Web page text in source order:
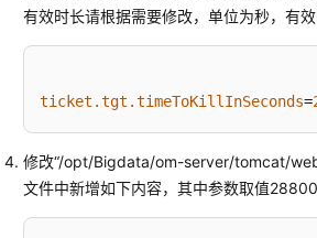
有效时长请根据需要修改，单位为秒，有
ticket.tgt.timeToKillInSeconds=
修改“/opt/Bigdata/om-server/tomcat/
文件中新增如下内容，其中参数取值